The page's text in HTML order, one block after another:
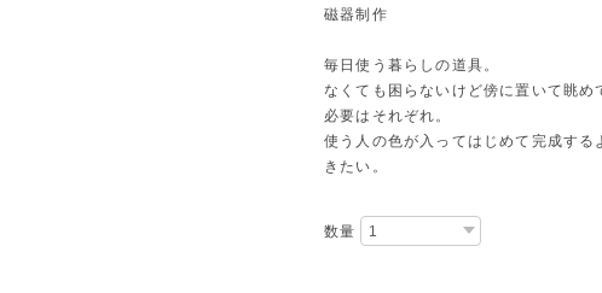
磁器制作
毎日使う暮らしの道具。
なくても困らないけど傍に置いて眺め
必要はそれぞれ。
使う人の色が入ってはじめて完成す
きたい。
数量